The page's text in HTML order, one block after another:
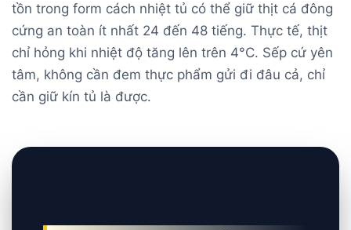
tồn trong form cách nhiệt tủ có thể giữ thịt cá đông
cứng an toàn ít nhất 24 đến 48 tiếng. Thực tế, thịt
chỉ hỏng khi nhiệt độ tăng lên trên 4°C. Sếp cứ yên
tâm, không cần đem thực phẩm gửi đi đâu cả, chỉ
cần giữ kín tủ là được.